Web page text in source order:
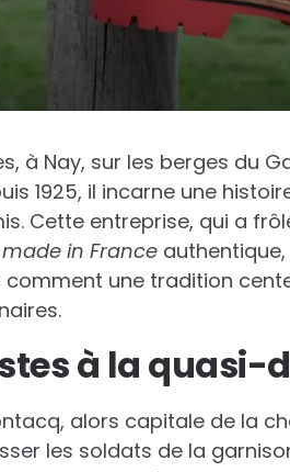
à Nay, sur les berges du
1925, il incarne une
Cette entreprise, qui a
made in Franceauthentique,
une tradition
à la quasi-
alors capitale de la
les soldats de la